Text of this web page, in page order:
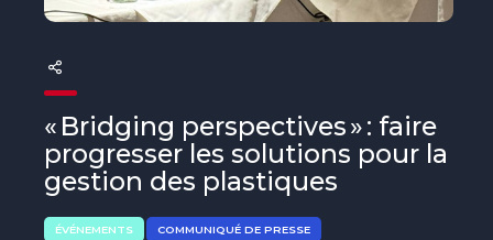
Initiative Homme - Faune sauvage
« Bridging perspectives » : faire
progresser les solutions pour la
gestion des plastiques
ÉVÉNEMENTS COMMUNIQUÉ DE PRESSE